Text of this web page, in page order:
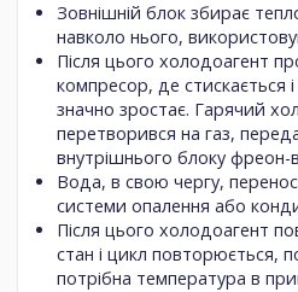
Зовнішній блок збирає
навколо нього,
Після цього холодоагент
компресор, де стискається
значно зростає. Гарячий
перетворився на газ,
внутрішнього блоку фреон-
Вода, в свою чергу,
системи опалення або
Після цього холодоагент
стан і цикл повторюється,
потрібна температура в